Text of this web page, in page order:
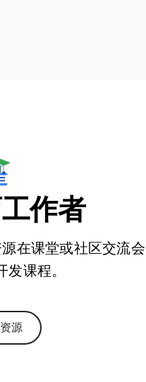
作者
在课堂或社区交流
课程。
源